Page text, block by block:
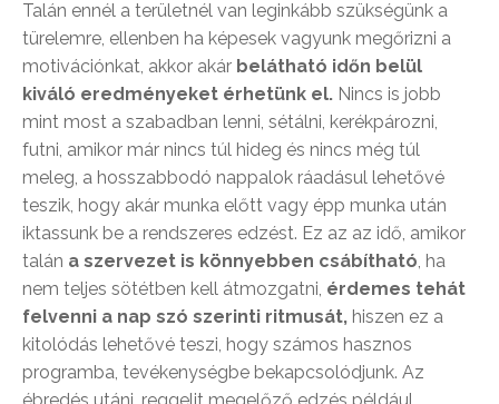
Talán ennél a területnél van leginkább szükségünk a
türelemre, ellenben ha képesek vagyunk megőrizni a
motivációnkat, akkor akár belátható időn belül
kiváló eredményeket érhetünk el. Nincs is jobb
mint most a szabadban lenni, sétálni, kerékpározni,
futni, amikor már nincs túl hideg és nincs még túl
meleg, a hosszabbodó nappalok ráadásul lehetővé
teszik, hogy akár munka előtt vagy épp munka után
iktassunk be a rendszeres edzést. Ez az az idő, amikor
talán a szervezet is könnyebben csábítható , ha
nem teljes sötétben kell átmozgatni, érdemes tehát
felvenni a nap szó szerinti ritmusát, hiszen ez a
kitolódás lehetővé teszi, hogy számos hasznos
programba, tevékenységbe bekapcsolódjunk. Az